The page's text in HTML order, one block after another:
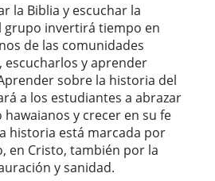
la Biblia y escuchar la
grupo invertirá tiempo en
de las comunidades
escucharlos y aprender
sobre la historia del
a los estudiantes a abrazar
y crecer en su fe
historia está marcada por
en Cristo, también por la
y sanidad.